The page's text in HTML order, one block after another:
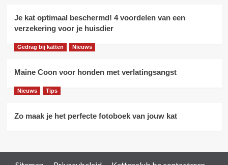
Je kat optimaal beschermd! 4 voordelen van een
verzekering voor je huisdier
Gedrag bij katten Nieuws
Maine Coon voor honden met verlatingsangst
Nieuws Tips
Zo maak je het perfecte fotoboek van jouw kat